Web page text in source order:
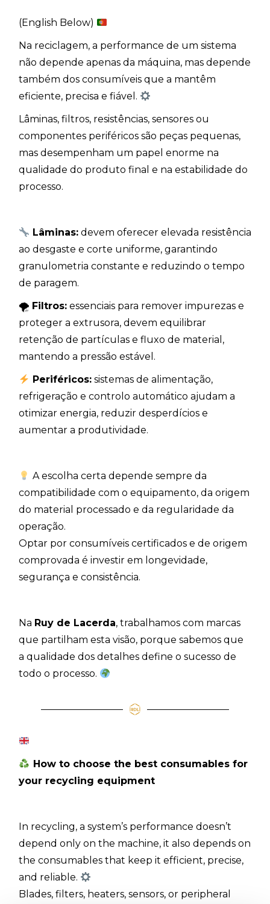
(English Below)
Na reciclagem, a performance de um sistema
não depende apenas da máquina, mas depende
também dos consumíveis que a mantêm
eficiente, precisa e fiável.
Lâminas, filtros, resistências, sensores ou
componentes periféricos são peças pequenas,
mas desempenham um papel enorme na
qualidade do produto final e na estabilidade do
processo.
Lâminas:devem oferecer elevada resistência
ao desgaste e corte uniforme, garantindo
granulometria constante e reduzindo o tempo
de paragem.
🌪 Filtros: essenciais para remover impurezas e
proteger a extrusora, devem equilibrar
retenção de partículas e fluxo de material,
mantendo a pressão estável.
Periféricos:sistemas de alimentação,
refrigeração e controlo automático ajudam a
otimizar energia, reduzir desperdícios e
aumentar a produtividade.
A escolha certa depende sempre da
compatibilidade com o equipamento, da origem
do material processado e da regularidade da
operação.
Optar por consumíveis certificados e de origem
comprovada é investir em longevidade,
segurança e consistência.
Na Ruy de Lacerda, trabalhamos com marcas
que partilham esta visão, porque sabemos que
a qualidade dos detalhes define o sucesso de
todo o processo.
How to choose the best consumables for
your recycling equipment
In recycling, a system’s performance doesn’t
depend only on the machine, it also depends on
the consumables that keep it efficient, precise,
and reliable.
Blades, filters, heaters, sensors, or peripheral